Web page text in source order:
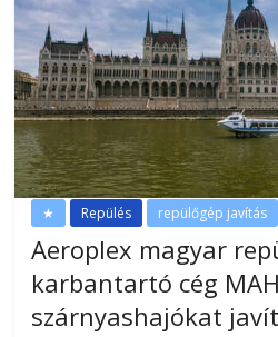
★ Repülés repülőgép javítás
Aeroplex magyar
karbantartó cég
szárnyashajókat